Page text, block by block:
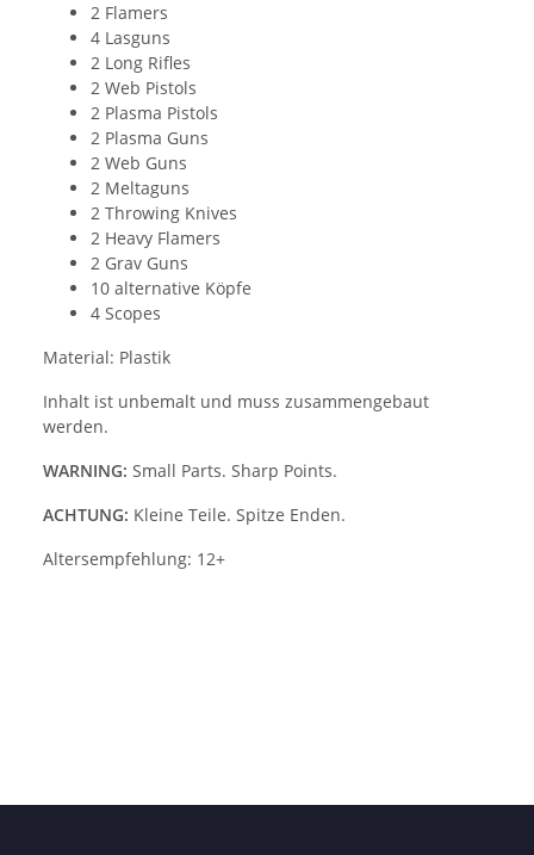
2 Flamers
4 Lasguns
2 Long Rifles
2 Web Pistols
2 Plasma Pistols
2 Plasma Guns
2 Web Guns
2 Meltaguns
2 Throwing Knives
2 Heavy Flamers
2 Grav Guns
10 alternative Köpfe
4 Scopes
Material: Plastik
Inhalt ist unbemalt und muss zusammengebaut
werden.
WARNING: Small Parts. Sharp Points.
ACHTUNG: Kleine Teile. Spitze Enden.
Altersempfehlung: 12+